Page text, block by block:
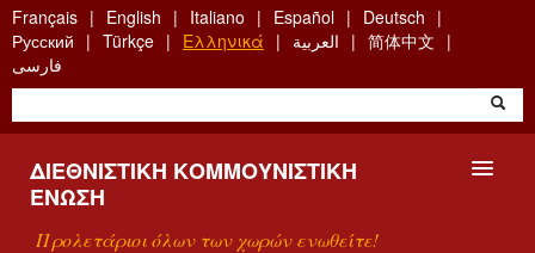
Skip
to
main
content
Français English Italiano Español
Deutsch
Русский
Türkçe Ελληνικά العربية
简体中文
فارسی
ΔΙΕΘΝΙΣΤΙΚΉ ΚΟΜΜΟΥΝΙΣΤΙΚΉ
ΈΝΩΣΗ
Προλετάριοι όλων των χωρών ενωθείτε!